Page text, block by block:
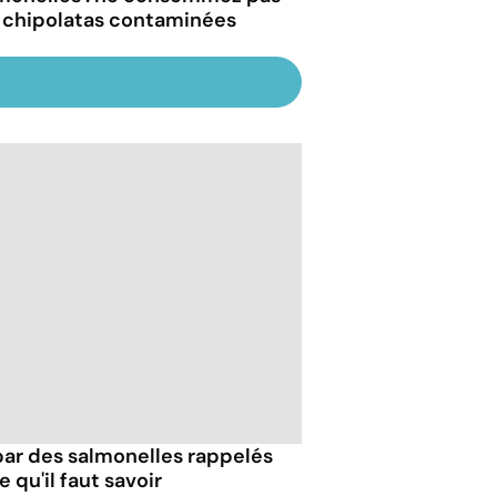
contaminées
des salmonelles rappelés
qu'il faut savoir